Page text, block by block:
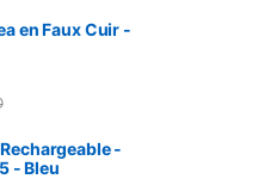
en Faux Cuir -
-
- Bleu